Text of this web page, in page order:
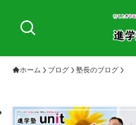
ホーム ブログ 塾長のブログ